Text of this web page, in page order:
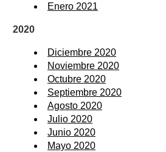
Enero 2021
2020
Diciembre 2020
Noviembre 2020
Octubre 2020
Septiembre 2020
Agosto 2020
Julio 2020
Junio 2020
Mayo 2020